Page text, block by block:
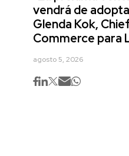
vendrá de
Glenda Kok,
Commerce para
agosto 5, 2026